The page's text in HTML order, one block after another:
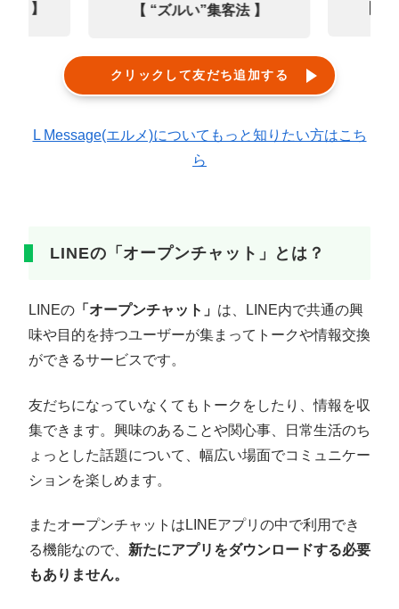
選 】
【 “ズルい”集客法 】
クリックして友だち追加する
L Message(エルメ)についてもっと知りたい方はこち
ら
LINEの「オープンチャット」とは？
LINEの 「オープンチャット」 は、LINE内で共通の興
味や目的を持つユーザーが集まってトークや情報交換
ができるサービスです。
友だちになっていなくてもトークをしたり、情報を収
集できます。興味のあることや関心事、日常生活のち
ょっとした話題について、幅広い場面でコミュニケー
ションを楽しめます。
またオープンチャットはLINEアプリの中で利用でき
る機能なので、 新たにアプリをダウンロードする必要
もありません。